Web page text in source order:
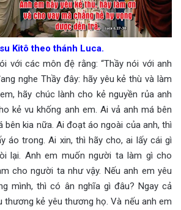
Kitô theo thánh Luca.
với các môn đệ rằng: “Thầy nói với anh
nghe Thầy đây: hãy yêu kẻ thù và làm
hãy chúc lành cho kẻ nguyền rủa anh
kẻ vu khống anh em. Ai vả anh má bên
bên kia nữa. Ai đoạt áo ngoài của anh, thì
áo trong. Ai xin, thì hãy cho, ai lấy cái gì
lại. Anh em muốn người ta làm gì cho
cho người ta như vậy. Nếu anh em yêu
mình, thì có ân nghĩa gì đâu? Ngay cả
thương kẻ yêu thương họ. Và nếu anh em